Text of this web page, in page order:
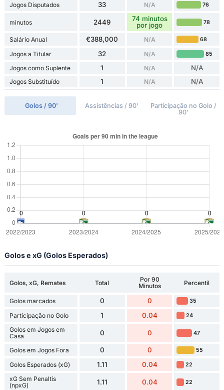
Jogos Disputados 33 N/A 76
minutos 2449
74 minutos
por jogo
78
Salário Anual €388,000 N/A 68
Jogos a Titular 32 N/A 85
Jogos como Suplente 1 N/A N/A
Jogos Substituído 1 N/A N/A
Golos / 90' Assistências / 90'
Participação no Golo /
90'
Golos e xG (Golos Esperados)
Golos, xG, Remates Total
Por 90
Minutos
Percentil
Golos marcados 0 0 35
Participação no Golo 1 0.04 24
Golos em Jogos em
Casa
0 0 47
Golos em Jogos Fora 0 0 55
Golos Esperados (xG) 1.11 0.04 22
xG Sem Penaltis
(npxG)
1.11 0.04 22